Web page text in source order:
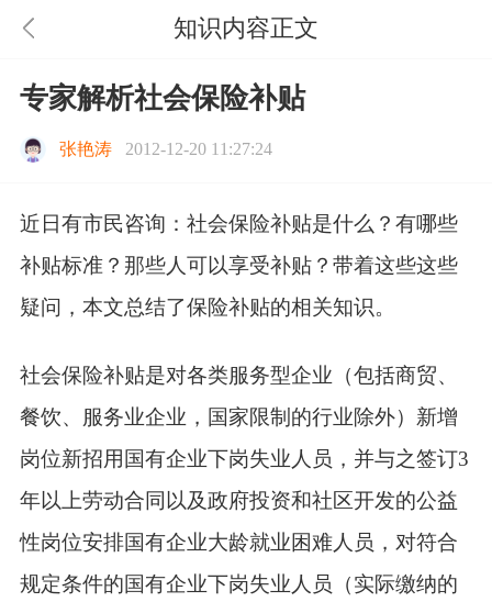
知识内容正文
专家解析社会保险补贴
张艳涛 2012-12-20 11:27:24
近日有市民咨询：社会保险补贴是什么？有哪些
补贴标准？那些人可以享受补贴？带着这些这些
疑问，本文总结了保险补贴的相关知识。
社会保险补贴是对各类服务型企业（包括商贸、
餐饮、服务业企业，国家限制的行业除外）新增
岗位新招用国有企业下岗失业人员，并与之签订3
年以上劳动合同以及政府投资和社区开发的公益
性岗位安排国有企业大龄就业困难人员，对符合
规定条件的国有企业下岗失业人员（实际缴纳的